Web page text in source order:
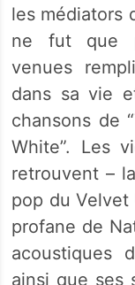
les médiators
ne fut que
venues
dans sa vie
chansons de
White”. Les
retrouvent –
pop du Velvet
profane de
acoustiques
ainsi que ses